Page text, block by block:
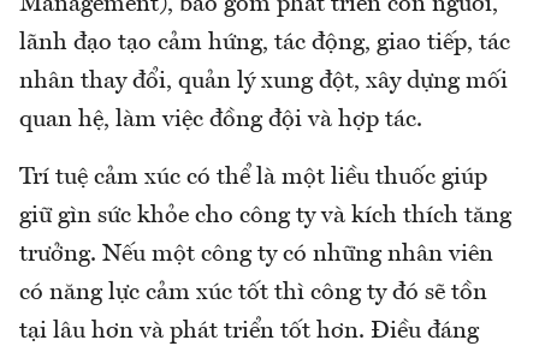
Management), bao gồm phát triển con người,
lãnh đạo tạo cảm hứng, tác động, giao tiếp, tác
nhân thay đổi, quản lý xung đột, xây dựng mối
quan hệ, làm việc đồng đội và hợp tác.
Trí tuệ cảm xúc có thể là một liều thuốc giúp
giữ gìn sức khỏe cho công ty và kích thích tăng
trưởng. Nếu một công ty có những nhân viên
có năng lực cảm xúc tốt thì công ty đó sẽ tồn
tại lâu hơn và phát triển tốt hơn. Điều đáng